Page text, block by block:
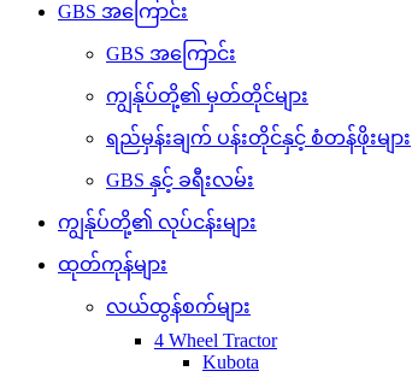
GBS အကြောင်း
GBS အကြောင်း
ကျွန်ုပ်တို့၏ မှတ်တိုင်များ
ရည်မှန်းချက် ပန်းတိုင်နှင့် စံတန်ဖိုးများ
GBS နှင့် ခရီးလမ်း
ကျွန်ုပ်တို့၏ လုပ်ငန်းများ
ထုတ်ကုန်များ
လယ်ထွန်စက်များ
4 Wheel Tractor
Kubota